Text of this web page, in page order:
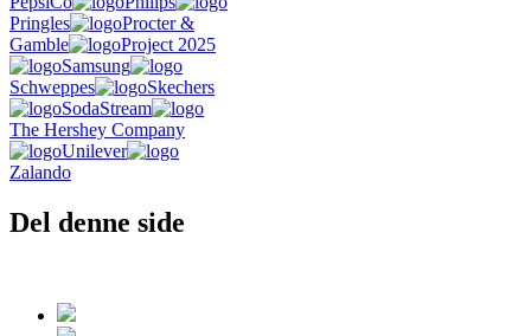
Pringles
Procter &
Gamble
Project 2025
Samsung
Schweppes
Skechers
SodaStream
The Hershey Company
Unilever
Zalando
Del denne side